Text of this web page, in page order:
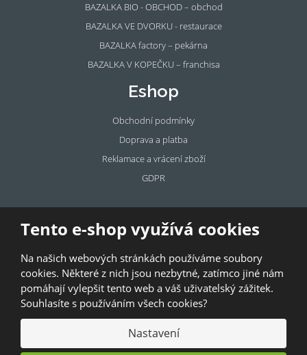
Tento e-shop využívá cookies
Na našich webových stránkách používáme soubory
cookies. Některé z nich jsou nezbytné, zatímco jiné nám
pomáhají vylepšit tento web a váš uživatelský zážitek.
Souhlasíte s používáním všech cookies?
Nastavení
BAZALKA BIO - OBCHOD – obchod
BAZALKA VE DVORKU - restaurace
BAZALKA factory – pekárna
BAZALKA V KOPEČKU – franchisa
Eshop
Obchodní podmínky
Doprava a platba
Reklamace a vrácení zboží
GDPR
prostor
Pronajměte si prostory u BAZALKY!
© 2026, Bazalka s.r.o.
GDPR |Kontakty |Obchodní podmínky |Mapa stránek